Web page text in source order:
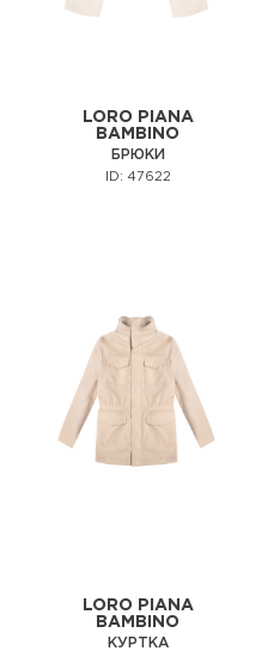
LORO PIANA
BAMBINO
БРЮКИ
ID: 47622
LORO PIANA
BAMBINO
КУРТКА